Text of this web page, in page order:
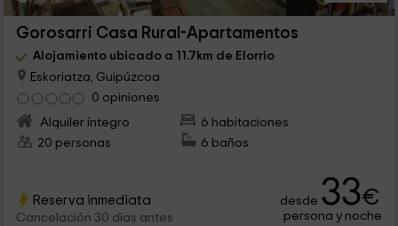
Gorosarri Casa Rural-Apartamentos
Alojamiento ubicado a 11.7km de Elorrio
Eskoriatza, Guipúzcoa
0 opiniones
Alquiler íntegro
6 habitaciones
20 personas
6 baños
Reserva inmediata
Cancelación 30 días antes
desde 33€
persona y noche